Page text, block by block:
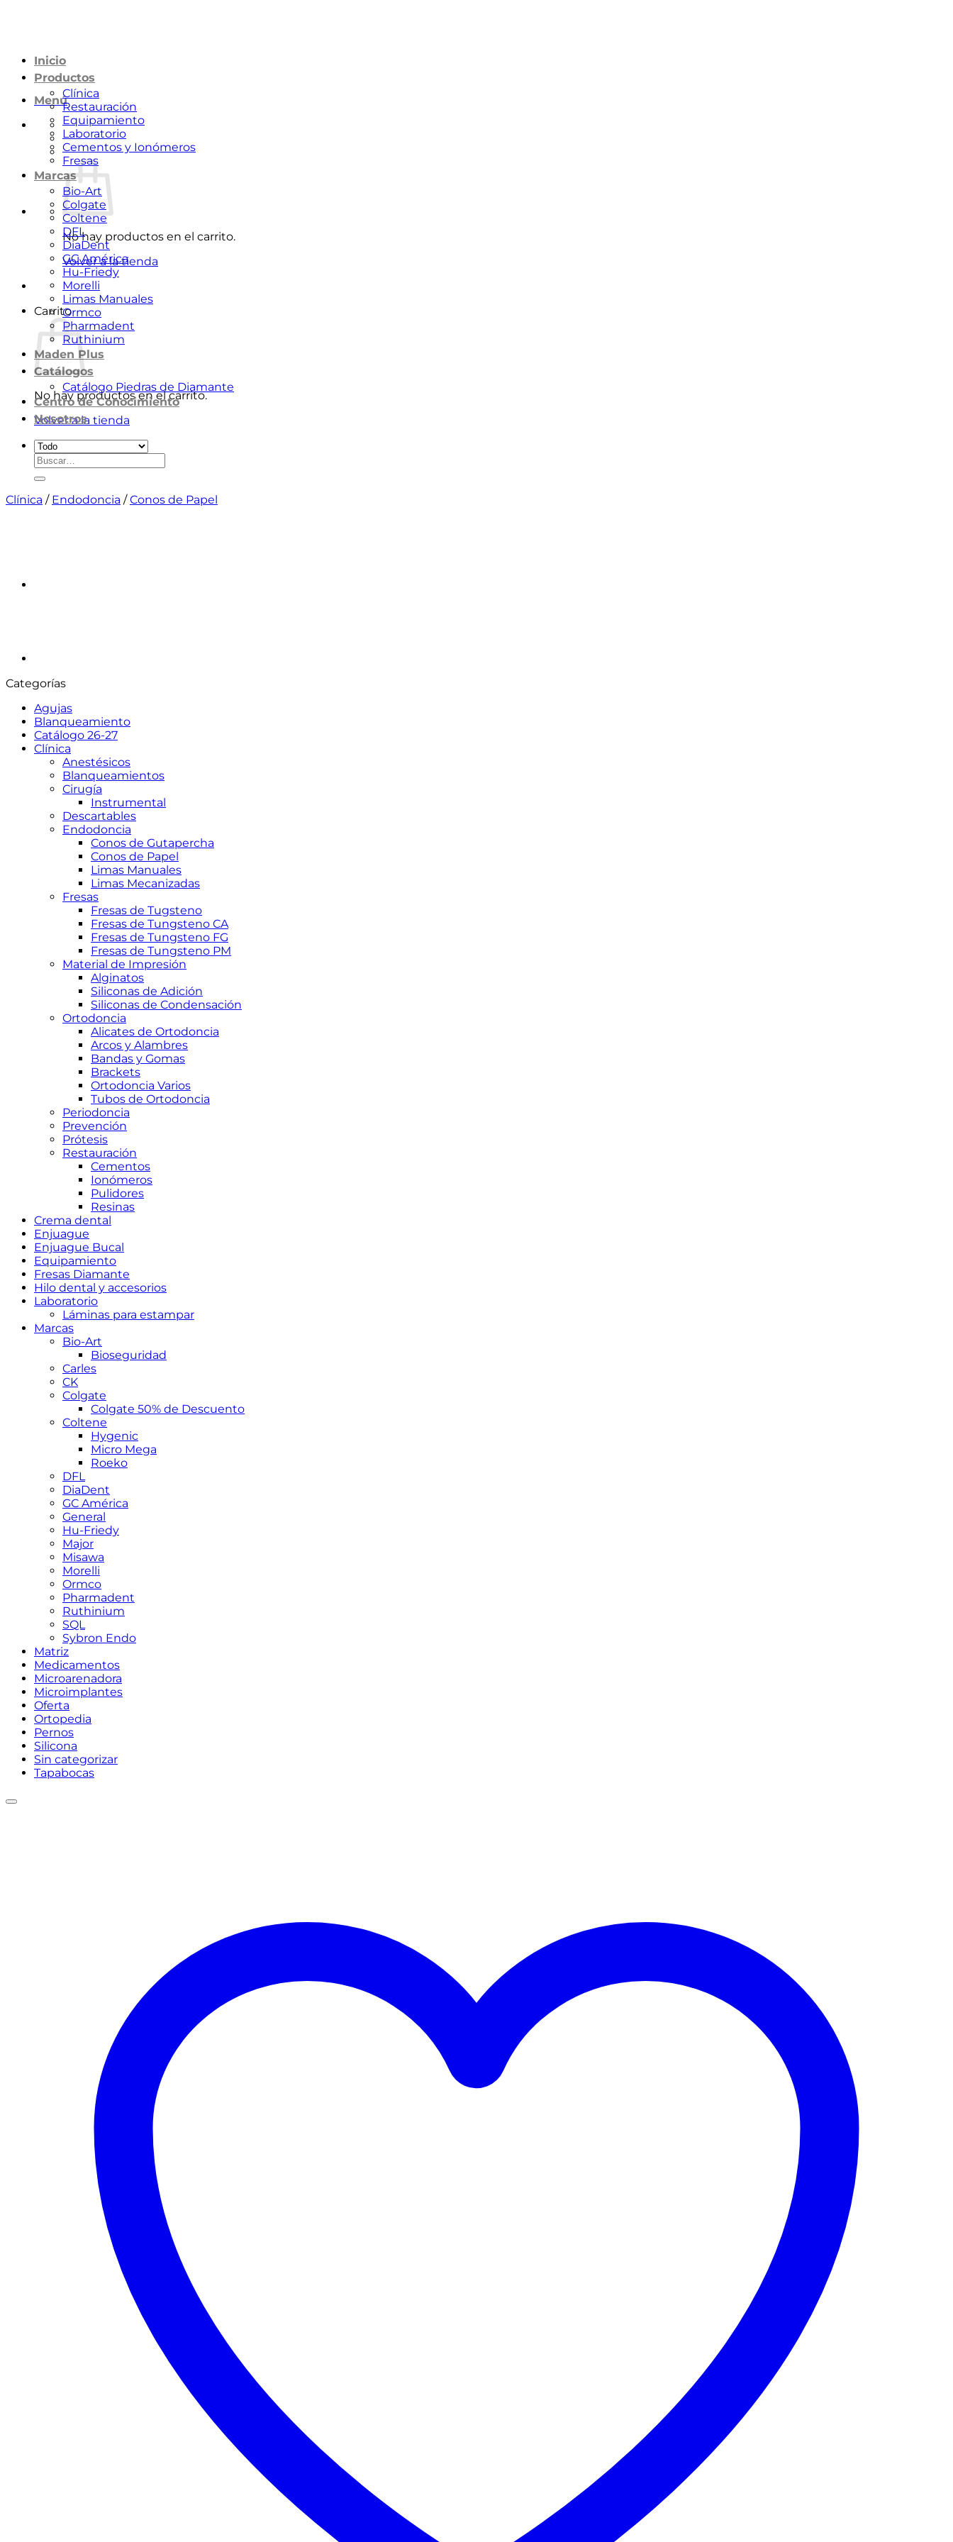
Menú
No hay productos en el carrito.
Volver a la tienda
Carrito
No hay productos en el carrito.
Volver a la tienda
Inicio
Productos
Clínica
Restauración
Equipamiento
Laboratorio
Cementos y Ionómeros
Fresas
Marcas
Bio-Art
Colgate
Coltene
DFL
DiaDent
GC América
Hu-Friedy
Morelli
Limas Manuales
Ormco
Pharmadent
Ruthinium
Maden Plus
Catálogos
Catálogo Piedras de Diamante
Centro de Conocimiento
Nosotros
Buscar
por:
Clínica / Endodoncia / Conos de Papel
Categorías
Agujas
Blanqueamiento
Catálogo 26-27
Clínica
Anestésicos
Blanqueamientos
Cirugía
Instrumental
Descartables
Endodoncia
Conos de Gutapercha
Conos de Papel
Limas Manuales
Limas Mecanizadas
Fresas
Fresas de Tugsteno
Fresas de Tungsteno CA
Fresas de Tungsteno FG
Fresas de Tungsteno PM
Material de Impresión
Alginatos
Siliconas de Adición
Siliconas de Condensación
Ortodoncia
Alicates de Ortodoncia
Arcos y Alambres
Bandas y Gomas
Brackets
Ortodoncia Varios
Tubos de Ortodoncia
Periodoncia
Prevención
Prótesis
Restauración
Cementos
Ionómeros
Pulidores
Resinas
Crema dental
Enjuague
Enjuague Bucal
Equipamiento
Fresas Diamante
Hilo dental y accesorios
Laboratorio
Láminas para estampar
Marcas
Bio-Art
Bioseguridad
Carles
CK
Colgate
Colgate 50% de Descuento
Coltene
Hygenic
Micro Mega
Roeko
DFL
DiaDent
GC América
General
Hu-Friedy
Major
Misawa
Morelli
Ormco
Pharmadent
Ruthinium
SQL
Sybron Endo
Matriz
Medicamentos
Microarenadora
Microimplantes
Oferta
Ortopedia
Pernos
Silicona
Sin categorizar
Tapabocas